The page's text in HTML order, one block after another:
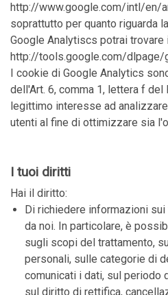
http://www.google.com/intl/en/
soprattutto per quanto riguarda
Google Analytiscs potrai trovare
http://tools.google.com/dlpage/
I cookie di Google Analytics
dell'Art. 6, comma 1, lettera f del
legittimo interesse ad
utenti al fine di ottimizzare sia
I tuoi diritti
Hai il diritto:
Di richiedere informazioni
da noi. In particolare, è
sugli scopi del trattamento,
personali, sulle categorie di
comunicati i dati, sul periodo
sul diritto di rettifica,